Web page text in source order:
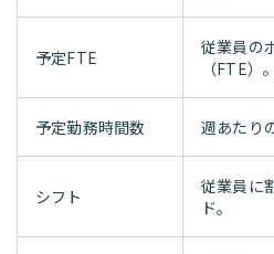
予定FTE
従業員の
（FTE）。
予定勤務時間数 週あたり
シフト
従業員に
ド。